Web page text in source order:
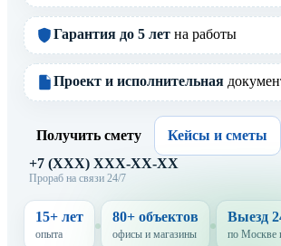
Гарантия до 5 лет на работы
Проект и исполнительная
Получить смету
Кейсы и сметы
+7 (XXX) XXX-XX-XX
Прораб на связи 24/7
15+ лет
опыта
80+ объектов
офисы и магазины
Выезд
по